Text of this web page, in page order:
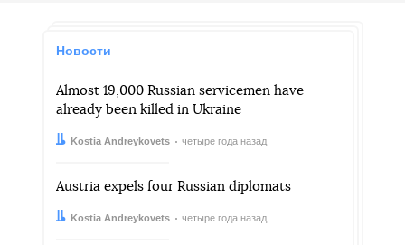
Новости
Almost 19,000 Russian servicemen have
already been killed in Ukraine
Автор:
Kostia Andreykovets
Дата: четыре года назад
Austria expels four Russian diplomats
Автор:
Kostia Andreykovets
Дата: четыре года назад